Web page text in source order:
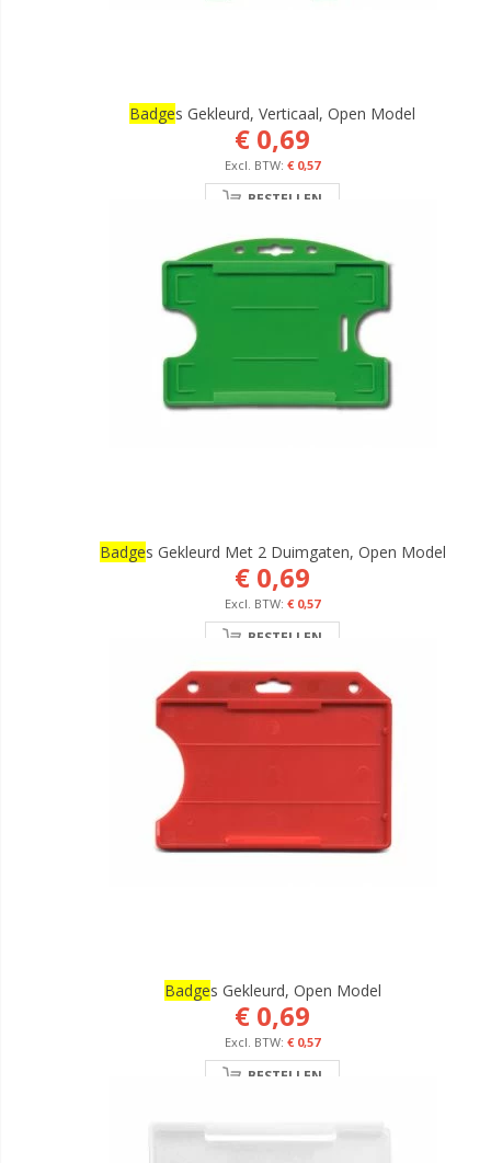
BadgeS Gekleurd, Verticaal, Open Model
€ 0,69
€ 0,57
BESTELLEN
BadgeS Gekleurd Met 2 Duimgaten, Open Model
€ 0,69
€ 0,57
BESTELLEN
BadgeS Gekleurd, Open Model
€ 0,69
€ 0,57
BESTELLEN